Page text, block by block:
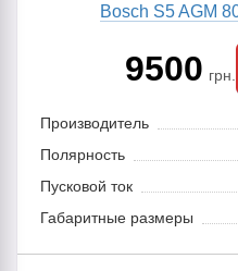
Bosch S5 AGM
9500 грн.
Производитель
Полярность
Пусковой ток
Габаритные размеры